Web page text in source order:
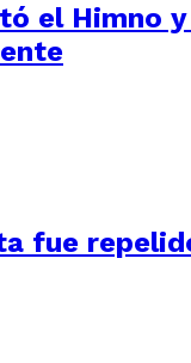
el Himno
fue